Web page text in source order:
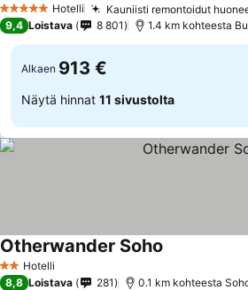
5 Tähtiluokitus
Hotelli
Kauniisti remontoidut
9,4 Loistava 8 801 1.4 km kohteesta
Alkaen 913 €
Näytä hinnat 11 sivustolta
2 Tähtiluokitus
Hotelli
Otherwander Soho
8,8 Loistava 281 0.1 km kohteesta